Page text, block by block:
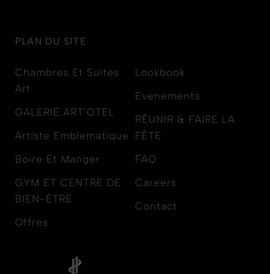
PLAN DU SITE
Chambres Et Suites
Art
GALERIE ART’OTEL
Artiste Emblematique
Boire Et Manger
GYM ET CENTRE DE
BIEN-ÊTRE
Offres
Lookbook
Evenements
RÉUNIR & FAIRE LA
FÊTE
FAQ
Careers
Contact